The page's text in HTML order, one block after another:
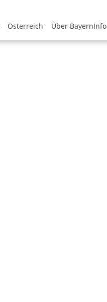
Österreich Über BayernInfo